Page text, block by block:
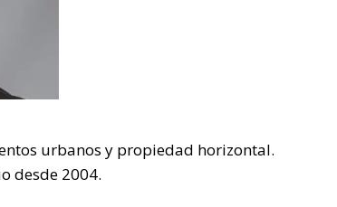
urbanos y propiedad horizontal.
desde 2004.